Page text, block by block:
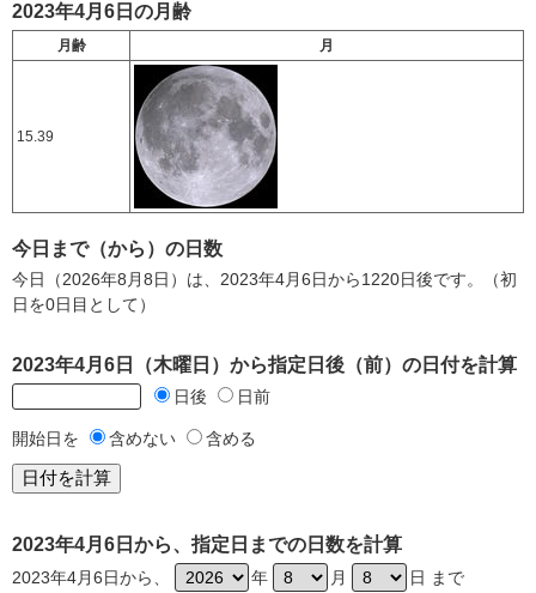
2023年4月6日の月齢
月齢 月
15.39
今日まで（から）の日数
今日（2026年8月8日）は、2023年4月6日から1220日後です。（初
日を0日目として）
2023年4月6日（木曜日）から指定日後（前）の日付を計算
日後 日前
開始日を 含めない 含める
2023年4月6日から、指定日までの日数を計算
2023年4月6日から、 年 月 日 まで